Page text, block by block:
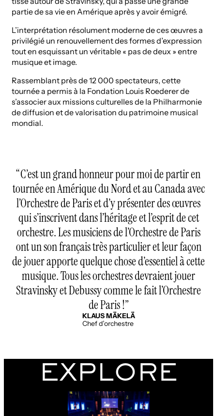
partie de sa vie en Amérique après y avoir émigré.
L’interprétation résolument moderne de ces œuvres a
privilégié un renouvellement des formes d’expression
tout en esquissant un véritable « pas de deux » entre
musique et image.
Rassemblant près de 12 000 spectateurs, cette
tournée a permis à la Fondation Louis Roederer de
s’associer aux missions culturelles de la Philharmonie
de diffusion et de valorisation du patrimoine musical
mondial.
C’est un grand honneur pour moi de partir en
tournée en Amérique du Nord et au Canada avec
l’Orchestre de Paris et d’y présenter des œuvres
qui s’inscrivent dans l’héritage et l’esprit de cet
orchestre. Les musiciens de l’Orchestre de Paris
ont un son français très particulier et leur façon
de jouer apporte quelque chose d’essentiel à cette
musique. Tous les orchestres devraient jouer
Stravinsky et Debussy comme le fait l’Orchestre
de Paris !
KLAUS MÄKELÄ
Chef d’orchestre
EXPLORE